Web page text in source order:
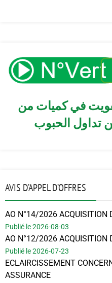
في كميات من
تداول الحبوب
AVIS D’APPEL D’OFFRES
AO N°14/2026 ACQUISITION
Publié le 2026-08-03
AO N°12/2026 ACQUISITION
Publié le 2026-07-23
ECLAIRCISSEMENT
ASSURANCE